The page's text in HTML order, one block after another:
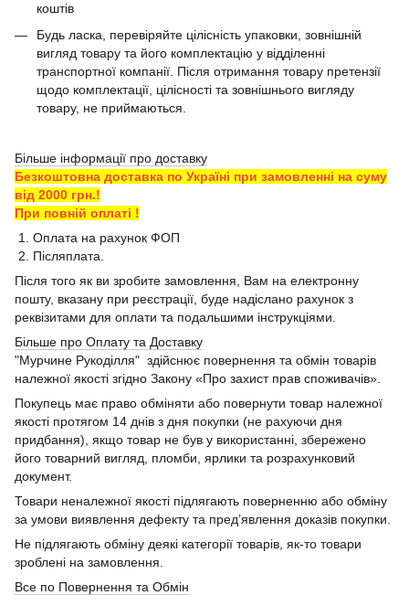
коштів
Будь ласка, перевіряйте цілісність упаковки, зовнішній
вигляд товару та його комплектацію у відділенні
транспортної компанії. Після отримання товару претензії
щодо комплектації, цілісності та зовнішнього вигляду
товару, не приймаються.
Більше інформації про доставку
Безкоштовна доставка по Україні при замовленні на суму
від 2000 грн.!
При повній оплаті !
1. Оплата на рахунок ФОП
2. Післяплата.
Після того як ви зробите замовлення, Вам на електронну
пошту, вказану при реєстрації, буде надіслано рахунок з
реквізитами для оплати та подальшими інструкціями.
Більше про Оплату та Доставку
"Мурчине Рукоділля" здійснює повернення та обмін товарів
належної якості згідно Закону «Про захист прав споживачів».
Покупець має право обміняти або повернути товар належної
якості протягом 14 днів з дня покупки (не рахуючи дня
придбання), якщо товар не був у використанні, збережено
його товарний вигляд, пломби, ярлики та розрахунковий
документ.
Товари неналежної якості підлягають поверненню або обміну
за умови виявлення дефекту та пред’явлення доказів покупки.
Не підлягають обміну деякі категорії товарів, як-то товари
зроблені на замовлення.
Все по Повернення та Обмін